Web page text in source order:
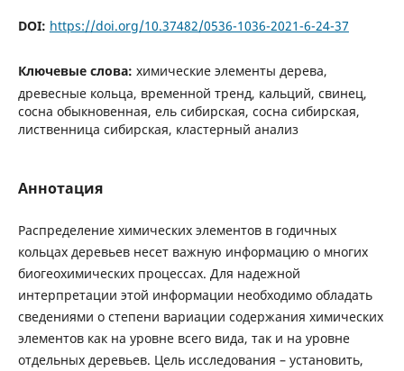
DOI: https://doi.org/10.37482/0536-1036-2021-6-24-37
Ключевые слова: химические элементы дерева,
древесные кольца, временной тренд, кальций, свинец,
сосна обыкновенная, ель сибирская, сосна сибирская,
лиственница сибирская, кластерный анализ
Аннотация
Распределение химических элементов в годичных
кольцах деревьев несет важную информацию о многих
биогеохимических процессах. Для надежной
интерпретации этой информации необходимо обладать
сведениями о степени вариации содержания химических
элементов как на уровне всего вида, так и на уровне
отдельных деревьев. Цель исследования – установить,